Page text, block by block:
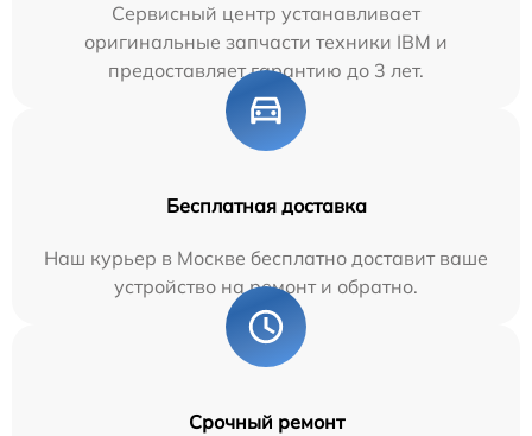
Сервисный центр устанавливает
оригинальные запчасти техники IBM и
предоставляет гарантию до 3 лет.
Бесплатная доставка
Наш курьер в Москве бесплатно доставит ваше
устройство на ремонт и обратно.
Срочный ремонт